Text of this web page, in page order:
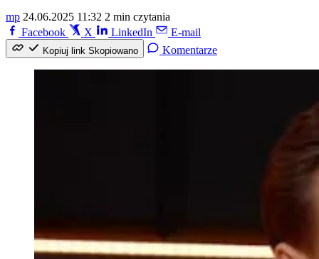
mp 24.06.2025 11:32 2 min czytania
Facebook
X LinkedIn E-mail
Kopiuj link Skopiowano Komentarze